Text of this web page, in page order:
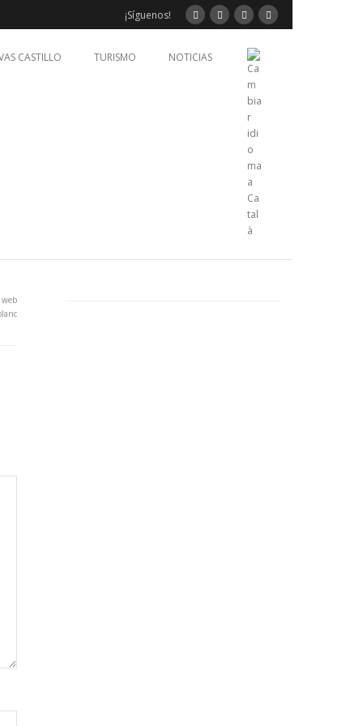
¡Síguenos!
CASTILLO TURISMO NOTICIAS
web